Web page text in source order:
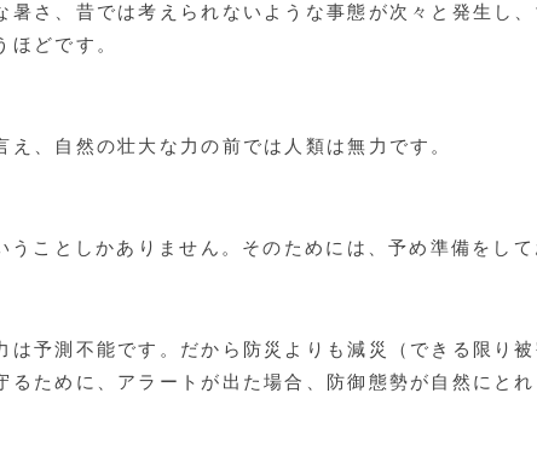
暑さ、昔では考えられないような事態が次々と発生し
どです。
、自然の壮大な力の前では人類は無力です。
ことしかありません。そのためには、予め準備をし
は予測不能です。だから防災よりも減災（できる限り
るために、アラートが出た場合、防御態勢が自然にと